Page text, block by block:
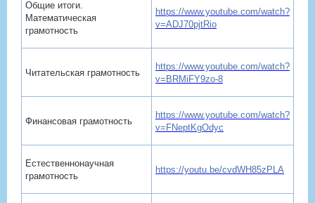
Общие итоги.
Математическая
грамотность
https://www.youtube.com/watch?
v=ADJ70pjtRio
Читательская грамотность
https://www.youtube.com/watch?
v=BRMiFY9zo-8
Финансовая грамотность
https://www.youtube.com/watch?
v=FNeptKgOdyc
Естественнонаучная
грамотность
https://youtu.be/cvdWH85zPLA